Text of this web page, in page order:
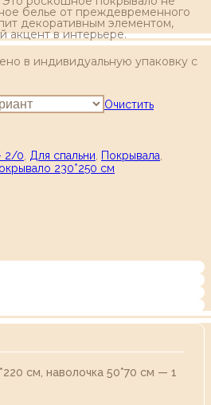
белье от преждевременного
декоративным элементом,
акцент в интерьере.
в индивидуальную упаковку с
Очистить
2/0 Для спальни Покрывала
230*250 см
см, наволочка 50*70 см — 1